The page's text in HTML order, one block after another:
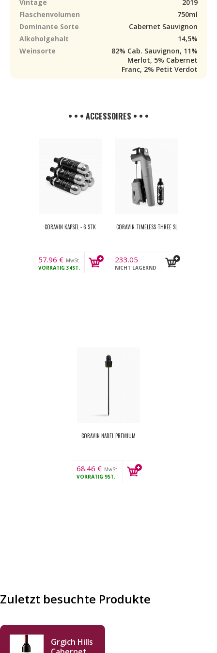
Vintage
2019
Flaschenvolumen
750ml
Dominante Sorte
Cabernet Sauvignon
Alkoholgehalt
14,5%
Weinsorte
82% Cab. Sauvignon, 11%
Merlot, 5% Cabernet
Franc, 2% Petit Verdot
• • • ACCESSOIRES • • •
CORAVIN KAPSEL - 6 STK
57.96 € MwSt.
VORRÄTIG 34ST.
CORAVIN TIMELESS THREE SL
233.05
€ MwSt.
NICHT LAGERND
CORAVIN NADEL PREMIUM
68.46 € MwSt.
VORRÄTIG 9ST.
Zuletzt besuchte Produkte
Grgich Hills